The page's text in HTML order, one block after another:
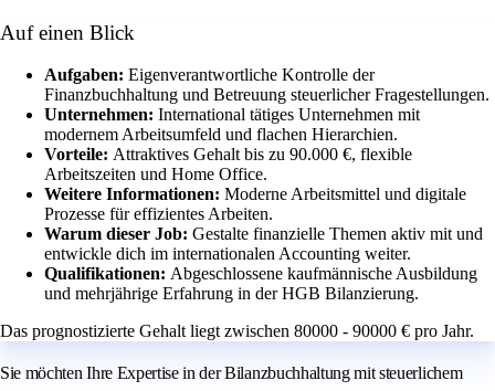
Auf einen Blick
Aufgaben: Eigenverantwortliche Kontrolle der
Finanzbuchhaltung und Betreuung steuerlicher Fragestellungen.
Unternehmen: International tätiges Unternehmen mit
modernem Arbeitsumfeld und flachen Hierarchien.
Vorteile: Attraktives Gehalt bis zu 90.000 €, flexible
Arbeitszeiten und Home Office.
Weitere Informationen: Moderne Arbeitsmittel und digitale
Prozesse für effizientes Arbeiten.
Warum dieser Job: Gestalte finanzielle Themen aktiv mit und
entwickle dich im internationalen Accounting weiter.
Qualifikationen: Abgeschlossene kaufmännische Ausbildung
und mehrjährige Erfahrung in der HGB Bilanzierung.
Das prognostizierte Gehalt liegt zwischen 80000 - 90000 € pro Jahr.
Sie möchten Ihre Expertise in der Bilanzbuchhaltung mit steuerlichem